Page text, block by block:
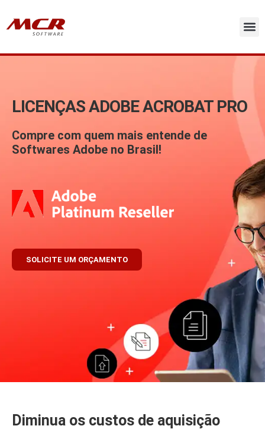
para
LICENÇAS ADOBE ACROBAT PRO
Compre com quem mais entende de
Softwares Adobe no Brasil!
SOLICITE UM ORÇAMENTO
Diminua os custos de aquisição